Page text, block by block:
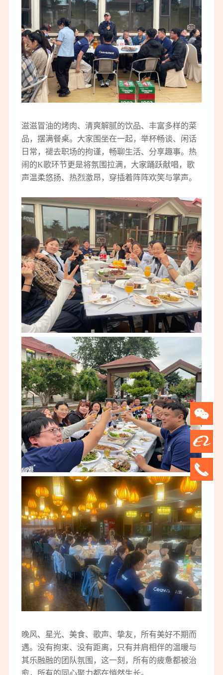
滋滋冒油的烤肉、清爽解腻的饮品、丰富多样的菜
品，摆满餐桌。大家围坐在一起，举杯畅谈、闲话
日常，褪去职场的拘谨，畅聊生活、分享趣事。热
闹的K歌环节更是将氛围拉满，大家踊跃献唱，歌
声温柔悠扬、热烈激昂，穿插着阵阵欢笑与掌声。
晚风、星光、美食、歌声、挚友，所有美好不期而
遇。没有拘束、没有距离，只有并肩相伴的温暖与
其乐融融的团队氛围，这一刻，所有的疲惫都被治